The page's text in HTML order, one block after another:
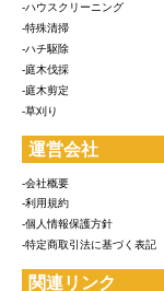
-ハウスクリーニング
-特殊清掃
-ハチ駆除
-庭木伐採
-庭木剪定
-草刈り
運営会社
-会社概要
-利用規約
-個人情報保護方針
-特定商取引法に基づく表記
関連リンク